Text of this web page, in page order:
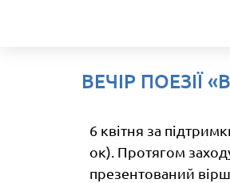
ВЕЧІР ПОЕЗІЇ
6 квітня за
ок). Протягом
презентований